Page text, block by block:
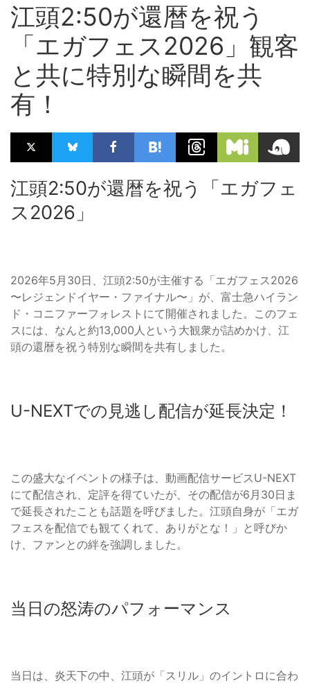
江頭2:50が還暦を祝う
「エガフェス2026」観客
と共に特別な瞬間を共
有！
江頭2:50が還暦を祝う「エガフェ
ス2026」
2026年5月30日、江頭2:50が主催する「エガフェス2026
〜レジェンドイヤー・ファイナル〜」が、富士急ハイラン
ド・コニファーフォレストにて開催されました。このフェ
スには、なんと約13,000人という大観衆が詰めかけ、江
頭の還暦を祝う特別な瞬間を共有しました。
U-NEXTでの見逃し配信が延長決定！
この盛大なイベントの様子は、動画配信サービスU-NEXT
にて配信され、定評を得ていたが、その配信が6月30日ま
で延長されたことも話題を呼びました。江頭自身が「エガ
フェスを配信でも観てくれて、ありがとな！」と呼びか
け、ファンとの絆を強調しました。
当日の怒涛のパフォーマンス
当日は、炎天下の中、江頭が「スリル」のイントロに合わ